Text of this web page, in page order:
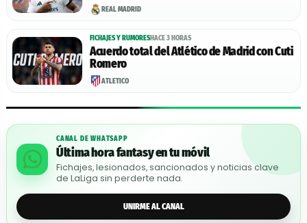
REAL MADRID
FICHAJES Y RUMORESHACE 3 HORAS
Acuerdo total del Atlético de Madrid con Cuti
Romero
ATLÉTICO
CANAL DE WHATSAPP
Última hora fantasy en tu móvil
Fichajes, lesionados, sancionados y noticias clave
de LaLiga sin perderte nada.
UNIRME AL CANAL